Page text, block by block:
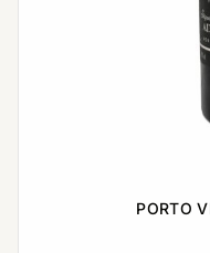
PORTO